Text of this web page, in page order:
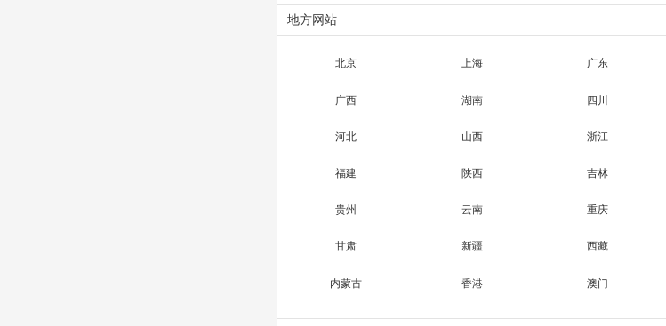
地方网站
北京 上海 广东
广西 湖南 四川
河北 山西 浙江
福建 陕西 吉林
贵州 云南 重庆
甘肃 新疆 西藏
内蒙古 香港 澳门